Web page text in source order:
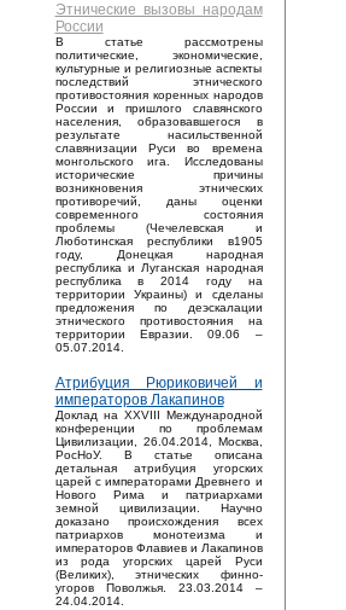
Этнические вызовы народам
России
В статье рассмотрены
политические, экономические,
культурные и религиозные аспекты
последствий этнического
противостояния коренных народов
России и пришлого славянского
населения, образовавшегося в
результате насильственной
славянизации Руси во времена
монгольского ига. Исследованы
исторические причины
возникновения этнических
противоречий, даны оценки
современного состояния
проблемы (Чечелевская и
Люботинская республики в1905
году, Донецкая народная
республика и Луганская народная
республика в 2014 году на
территории Украины) и сделаны
предложения по деэскалации
этнического противостояния на
территории Евразии. 09.06 –
05.07.2014.
Атрибуция Рюриковичей и
императоров Лакапинов
Доклад на XXVIII Международной
конференции по проблемам
Цивилизации, 26.04.2014, Москва,
РосНоУ. В статье описана
детальная атрибуция угорских
царей с императорами Древнего и
Нового Рима и патриархами
земной цивилизации. Научно
доказано происхождения всех
патриархов монотеизма и
императоров Флавиев и Лакапинов
из рода угорских царей Руси
(Великих), этнических финно-
угоров Поволжья. 23.03.2014 –
24.04.2014.